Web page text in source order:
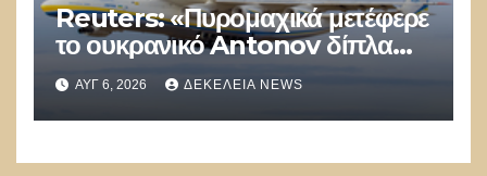
Reuters: «Πυρομαχικά μετέφερε
το ουκρανικό Antonov δίπλα
στο οποίο βρέθηκε το drone στη
Λειψία»
ΑΥΓ 6, 2026 ΔΕΚΈΛΕΙΑ NEWS